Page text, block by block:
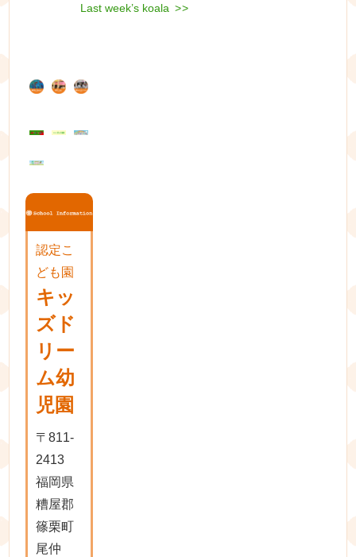
稿
ゲ
ー
ョ
Next
Last week’s koala >>
認定こ
ども園
キッ
ズド
リー
ム幼
児園
〒811-
2413
福岡県
糟屋郡
篠栗町
尾仲